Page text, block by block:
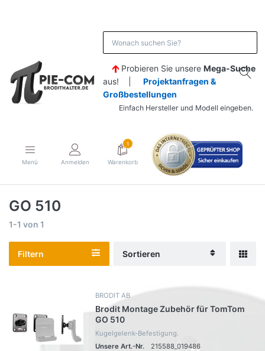
Probieren Sie unsere Mega-Suche
aus! | Projektanfragen &
Großbestellungen
Einfach Hersteller und Modell eingeben.
Menü Anmelden
1
Warenkorb
GO 510
1-1 von 1
Filtern Sortieren
BRODIT AB
Brodit Montage Zubehör für TomTom
GO 510
Kugelgelenk-Befestigung.
Unsere Art.-Nr.
215588_019486